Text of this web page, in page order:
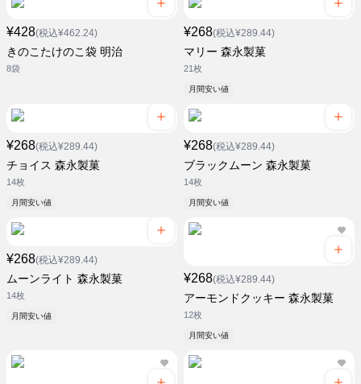
¥428(税込¥462.24)
きのこたけのこ袋 明治
8袋
¥268(税込¥289.44)
マリー 森永製菓
21枚
月間安い値
¥268(税込¥289.44)
チョイス 森永製菓
14枚
月間安い値
¥268(税込¥289.44)
ブラックムーン 森永製菓
14枚
月間安い値
¥268(税込¥289.44)
ムーンライト 森永製菓
14枚
月間安い値
¥268(税込¥289.44)
アーモンドクッキー 森永製菓
12枚
月間安い値